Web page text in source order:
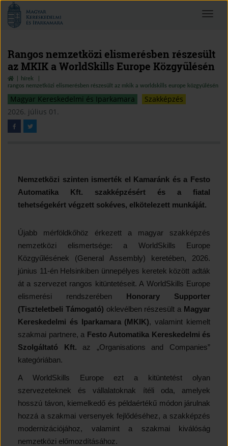
Magyar
Kereskedelmi
és
Toggle
Rangos nemzetközi elismerésben részesült
az MKIK a WorldSkills Europe Közgyűlésén
hírek
rangos nemzetközi elismerésben részesült az mkik a worldskills europe közgyűlésén
Magyar Kereskedelmi és Iparkamara
Szakképzés
2026. július 01.
Nemzetközi szinten ismerték el Kamaránk és a Festo
Automatika Kft. szakképzésért és a fiatal
tehetségekért végzett sokéves, elkötelezett munkáját.
Újabb mérföldkőhöz érkezett a magyar szakképzés
nemzetközi elismertsége: a WorldSkills Europe
Közgyűlésének (General Assembly) keretében, 2026.
június 11-én Helsinkiben ünnepélyes keretek között adták
át a szervezet rangos kitüntetéseit. A WorldSkills Europe
elismerési rendszerében Honorary Supporter
(Tiszteletbeli Támogató) oklevélben részesült a Magyar
Kereskedelmi és Iparkamara (MKIK), valamint kiemelt
szakmai partnere, a Festo Automatika Kereskedelmi és
Szolgáltató Kft. az „Organisations and Companies”
kategóriában.
A WorldSkills Europe ezt a kitüntetést olyan
szervezeteknek és vállalatoknak ítéli oda, amelyek
hosszú távon, kiemelkedő és példaértékű módon járulnak
hozzá a szakmai versenyek fejlődéséhez, a szakképzés
modernizációjához, valamint a szakmai kiválóság
nemzetközi előmozdításához.